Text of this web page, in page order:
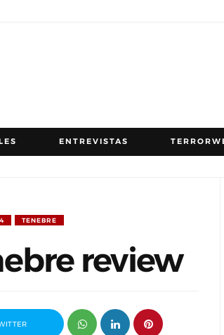
ENTREVISTAS
TENEBRE
review